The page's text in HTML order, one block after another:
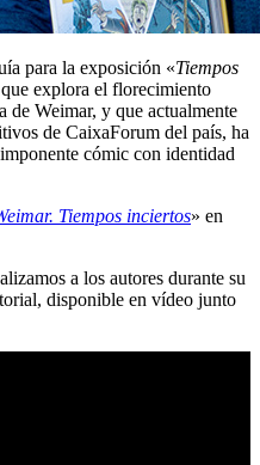
para la exposición «Tiempos
explora el florecimiento
de Weimar, y que actualmente
de CaixaForum del país, ha
cómic con identidad
Tiempos inciertos» en
a los autores durante su
disponible en vídeo junto